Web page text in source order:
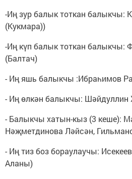
-Иң зур балык тоткан балыкчы:
(Кукмара))
-Иң күп балык тоткан балыкчы:
(Балтач)
- Иң яшь балыкчы :Ибраһимов
- Иң өлкән балыкчы: Шәйдуллин
- Балыкчы хатын-кыз (3 кеше):
Нәҗметдинова Ләйсән,
- Иң тиз боз бораулаучы:
Аланы)